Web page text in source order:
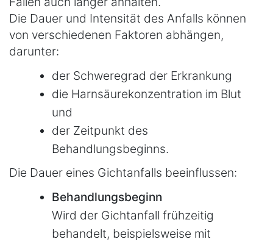
Die Dauer und Intensität des Anfalls können
von verschiedenen Faktoren abhängen,
darunter:
der Schweregrad der Erkrankung
die Harnsäurekonzentration im Blut
und
der Zeitpunkt des
Behandlungsbeginns.
Die Dauer eines Gichtanfalls beeinflussen:
Behandlungsbeginn
Wird der Gichtanfall frühzeitig
behandelt, beispielsweise mit